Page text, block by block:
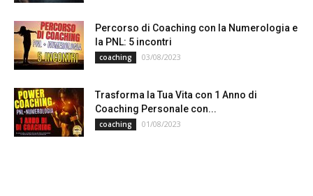
Percorso di Coaching con la Numerologia e
la PNL: 5 incontri
coaching 03/08/2023
Trasforma la Tua Vita con 1 Anno di
Coaching Personale con...
coaching 01/08/2023